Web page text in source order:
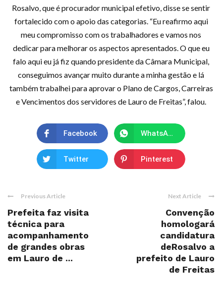
Rosalvo, que é procurador municipal efetivo, disse se sentir
fortalecido com o apoio das categorias. “Eu reafirmo aqui
meu compromisso com os trabalhadores e vamos nos
dedicar para melhorar os aspectos apresentados. O que eu
falo aqui eu já fiz quando presidente da Câmara Municipal,
conseguimos avançar muito durante a minha gestão e lá
também trabalhei para aprovar o Plano de Cargos, Carreiras
e Vencimentos dos servidores de Lauro de Freitas”, falou.
Facebook WhatsApp
Twitter Pinterest
Previous Article
Prefeita faz visita
técnica para
acompanhamento
de grandes obras
em Lauro de ...
Next Article
Convenção
homologará
candidatura
deRosalvo a
prefeito de Lauro
de Freitas